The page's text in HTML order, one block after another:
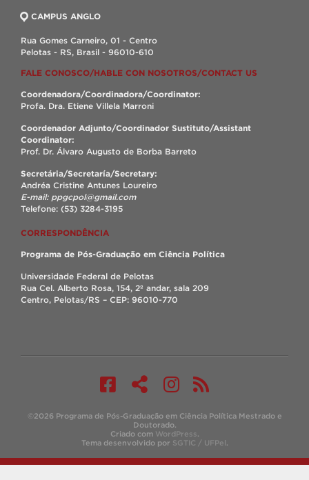
CAMPUS ANGLO
Rua Gomes Carneiro, 01 - Centro
Pelotas - RS, Brasil - 96010-610
FALE CONOSCO/HABLE CON NOSOTROS/CONTACT US
Coordenadora/Coordinadora/Coordinator:
Profa. Dra. Etiene Villela Marroni
Coordenador Adjunto/Coordinador Sustituto/Assistant
Coordinator:
Prof. Dr. Álvaro Augusto de Borba Barreto
Secretária/Secretaría/Secretary:
Andréa Cristine Antunes Loureiro
E-mail: ppgcpol@gmail.com
Telefone: (53) 3284-3195
CORRESPONDÊNCIA
Programa de Pós-Graduação em Ciência Política
Universidade Federal de Pelotas
Rua Cel. Alberto Rosa, 154, 2º andar, sala 209
Centro, Pelotas/RS – CEP: 96010-770
©2026 Programa de Pós-Graduação em Ciência Política Mestrado e
Doutorado.
Criado com WordPress.
Tema desenvolvido por SGTIC / UFPel.